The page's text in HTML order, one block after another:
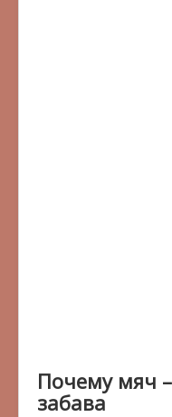
Почему мяч
забава